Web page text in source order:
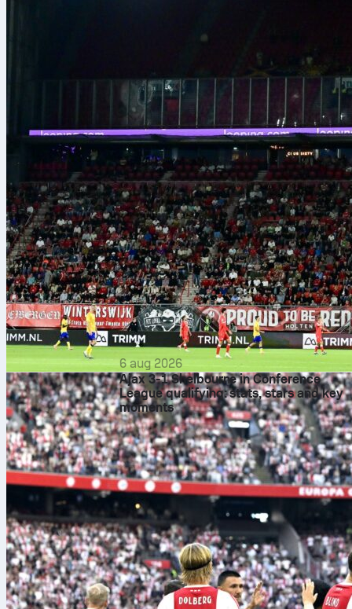
6 aug 2026
Ajax 3-1 Shelbourne in Conference
League qualifying: stats, stars and key
moments